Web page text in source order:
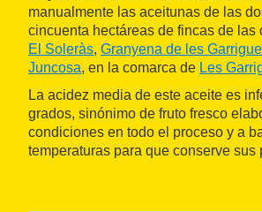
manualmente las aceitunas de las
cincuenta hectáreas de fincas de las
El Soleràs, Granyena de les
Juncosa, en la comarca de Les
La acidez media de este aceite es
grados, sinónimo de fruto fresco
condiciones en todo el proceso y a
temperaturas para que conserve sus